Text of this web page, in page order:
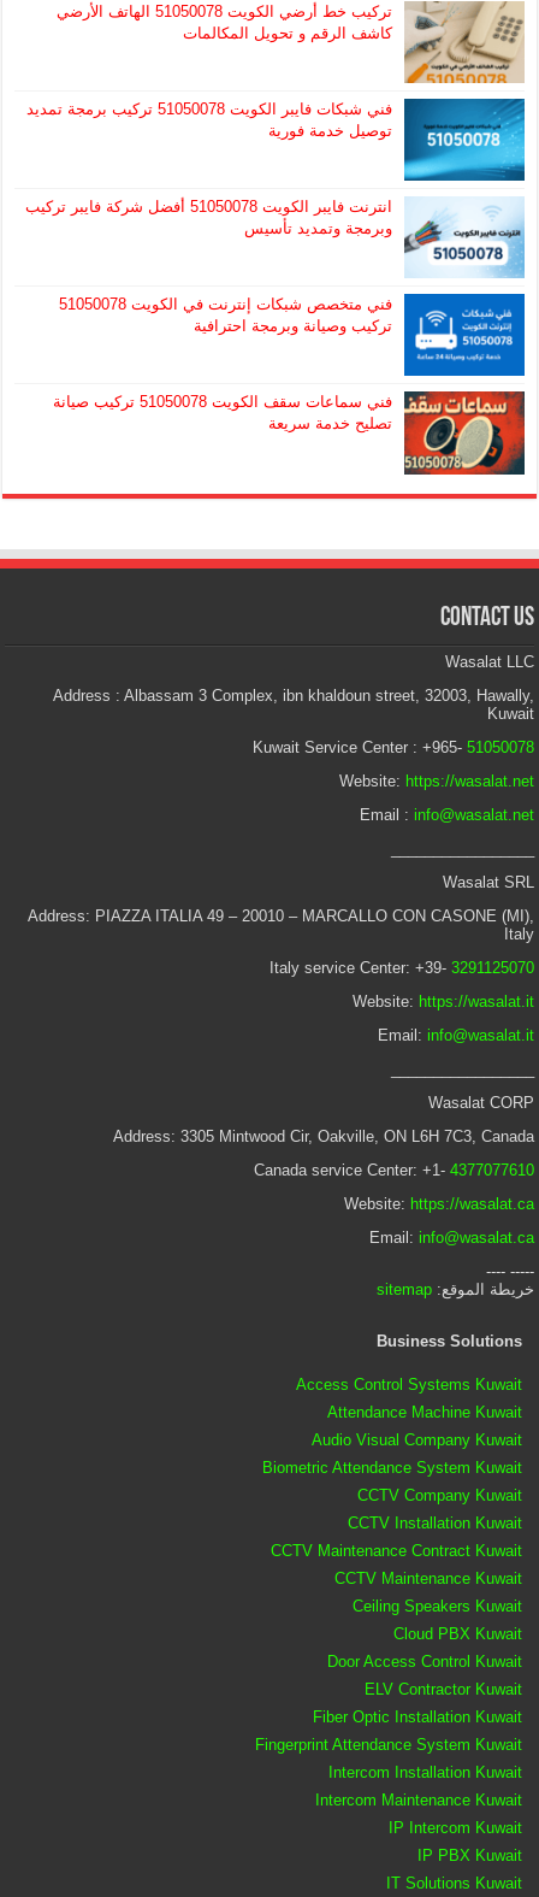
تركيب خط أرضي الكويت 51050078 الهاتف الأرضي
كاشف الرقم و تحويل المكالمات
فني شبكات فايبر الكويت 51050078 تركيب برمجة تمديد
توصيل خدمة فورية
انترنت فايبر الكويت 51050078 أفضل شركة فايبر تركيب
وبرمجة وتمديد تأسيس
فني متخصص شبكات إنترنت في الكويت 51050078
تركيب وصيانة وبرمجة احترافية
فني سماعات سقف الكويت 51050078 تركيب صيانة
تصليح خدمة سريعة
Contact Us
Wasalat LLC
Address : Albassam 3 Complex, ibn khaldoun street, 32003, Hawally,
Kuwait
Kuwait Service Center : +965- 51050078
Website: https://wasalat.net
Email : info@wasalat.net
Wasalat SRL
Address: PIAZZA ITALIA 49 – 20010 – MARCALLO CON CASONE (MI),
Italy
Italy service Center: +39- 3291125070
Website: https://wasalat.it
Email: info@wasalat.it
Wasalat CORP
Address: 3305 Mintwood Cir, Oakville, ON L6H 7C3, Canada
Canada service Center: +1- 4377077610
Website: https://wasalat.ca
Email: info@wasalat.ca
----- ----
خريطة الموقع:sitemap
Business Solutions
Access Control Systems Kuwait
Attendance Machine Kuwait
Audio Visual Company Kuwait
Biometric Attendance System Kuwait
CCTV Company Kuwait
CCTV Installation Kuwait
CCTV Maintenance Contract Kuwait
CCTV Maintenance Kuwait
Ceiling Speakers Kuwait
Cloud PBX Kuwait
Door Access Control Kuwait
ELV Contractor Kuwait
Fiber Optic Installation Kuwait
Fingerprint Attendance System Kuwait
Intercom Installation Kuwait
Intercom Maintenance Kuwait
IP Intercom Kuwait
IP PBX Kuwait
IT Solutions Kuwait